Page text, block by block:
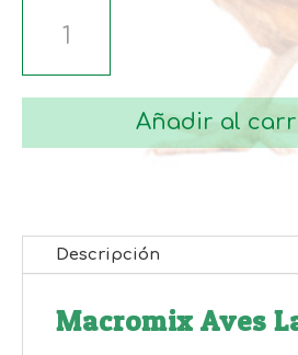
cantidad
Añadir al
Descripción
Macromix Aves